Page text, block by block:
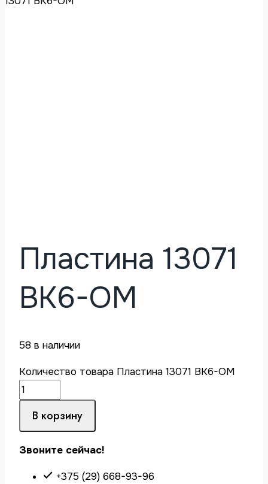
Пластина 13071
ВК6-ОМ
58 в наличии
Количество товара Пластина 13071 ВК6-ОМ
В корзину
Звоните сейчас!
+375 (29) 668-93-96